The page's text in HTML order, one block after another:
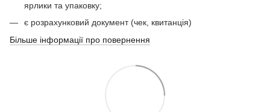
ярлики та упаковку;
є розрахунковий документ (чек, квитанція)
Більше інформації про повернення